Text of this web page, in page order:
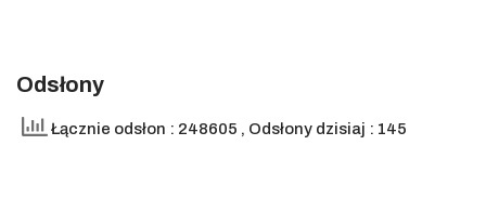
Odsłony
Łącznie odsłon : 248605 , Odsłony dzisiaj : 145